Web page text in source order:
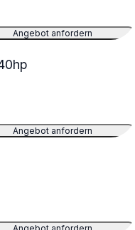
Angebot anfordern
550 40hp
Angebot anfordern